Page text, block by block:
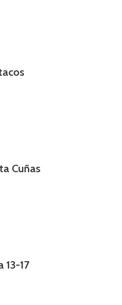
Cuñas
13-17